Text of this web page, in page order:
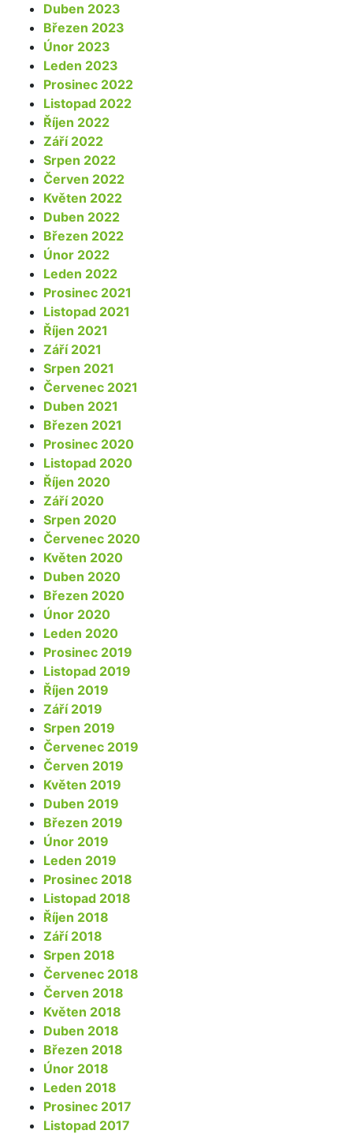
Duben 2023
Březen 2023
Únor 2023
Leden 2023
Prosinec 2022
Listopad 2022
Říjen 2022
Září 2022
Srpen 2022
Červen 2022
Květen 2022
Duben 2022
Březen 2022
Únor 2022
Leden 2022
Prosinec 2021
Listopad 2021
Říjen 2021
Září 2021
Srpen 2021
Červenec 2021
Duben 2021
Březen 2021
Prosinec 2020
Listopad 2020
Říjen 2020
Září 2020
Srpen 2020
Červenec 2020
Květen 2020
Duben 2020
Březen 2020
Únor 2020
Leden 2020
Prosinec 2019
Listopad 2019
Říjen 2019
Září 2019
Srpen 2019
Červenec 2019
Červen 2019
Květen 2019
Duben 2019
Březen 2019
Únor 2019
Leden 2019
Prosinec 2018
Listopad 2018
Říjen 2018
Září 2018
Srpen 2018
Červenec 2018
Červen 2018
Květen 2018
Duben 2018
Březen 2018
Únor 2018
Leden 2018
Prosinec 2017
Listopad 2017